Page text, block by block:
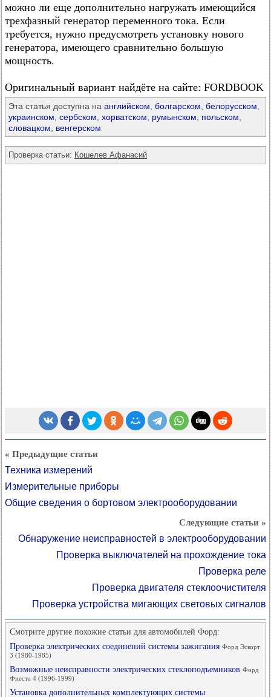
можно ли еще дополнительно нагружать имеющийся
трехфазный генератор переменного тока. Если
требуется, нужно предусмотреть установку нового
генератора, имеющего сравнительно большую
мощность.
Оригинальный вариант найдёте на сайте: FORDBOOK
Эта статья доступна на английском болгарском белорусском
украинском сербском хорватском румынском польском
словацком
венгерском
Проверка статьи: Кошелев Афанасий
« Предыдущие статьи
Техника измерений
Измерительные приборы
Общие сведения о бортовом электрооборудовании
Следующие статьи »
Обнаружение неисправностей в электрооборудовании
Проверка выключателей на прохождение тока
Проверка реле
Проверка двигателя стеклоочистителя
Проверка устройства мигающих световых сигналов
Смотрите другие похожие статьи для автомобилей Форд:
Проверка электрических соединений системы зажигания Форд Эскорт
3 (1980-1985)
Возможные неисправности электрических стеклоподъемников Форд
Фиеста 4 (1996-1999)
Установка дополнительных комплектующих системы